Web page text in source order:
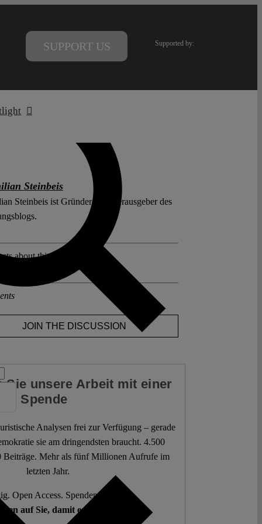
SUPPORT US Supported by:
Steinbeis
Steinbeis ist Gründer und Herausgeber des
about this region:
JOIN THE DISCUSSION
Sie unsere Arbeit mit einer
Spende
Analysen frei zur Verfügung – gerade
sie am dringendsten braucht. 4.500
Beiträge. Mehr als fünf Millionen Aufrufe im
letzten Jahr.
Open Access. Spendenfinanziert.
auf Sie, damit es so bleibt.